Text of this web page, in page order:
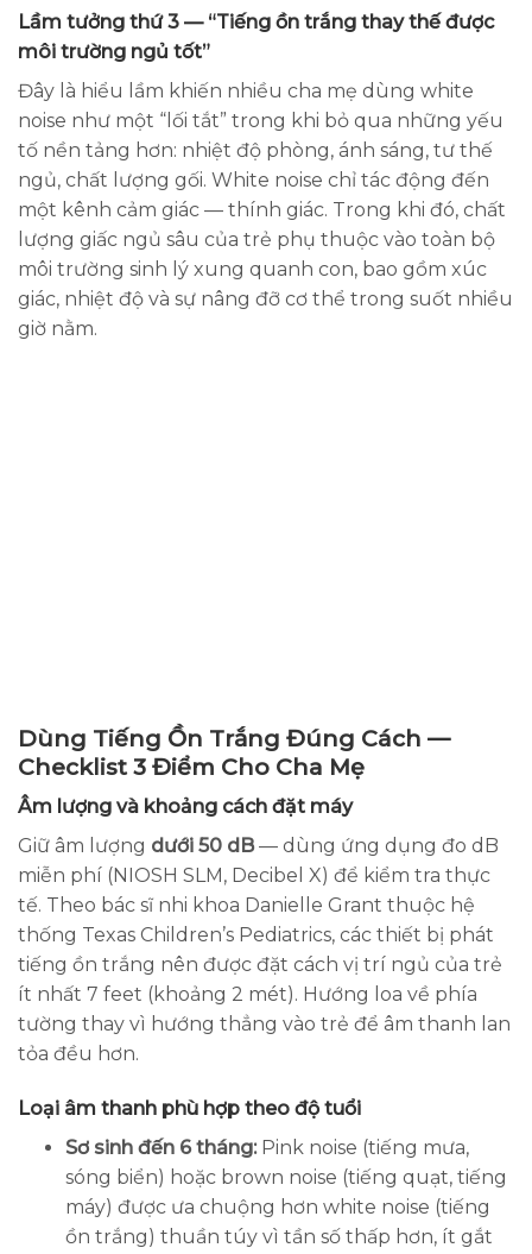
Lầm tưởng thứ 3 — “Tiếng ồn trắng thay thế được
môi trường ngủ tốt”
Đây là hiểu lầm khiến nhiều cha mẹ dùng white
noise như một “lối tắt” trong khi bỏ qua những yếu
tố nền tảng hơn: nhiệt độ phòng, ánh sáng, tư thế
ngủ, chất lượng gối. White noise chỉ tác động đến
một kênh cảm giác — thính giác. Trong khi đó, chất
lượng giấc ngủ sâu của trẻ phụ thuộc vào toàn bộ
môi trường sinh lý xung quanh con, bao gồm xúc
giác, nhiệt độ và sự nâng đỡ cơ thể trong suốt nhiều
giờ nằm.
Dùng Tiếng Ồn Trắng Đúng Cách —
Checklist 3 Điểm Cho Cha Mẹ
Âm lượng và khoảng cách đặt máy
Giữ âm lượng dưới 50 dB— dùng ứng dụng đo dB
miễn phí (NIOSH SLM, Decibel X) để kiểm tra thực
tế. Theo bác sĩ nhi khoa Danielle Grant thuộc hệ
thống Texas Children’s Pediatrics, các thiết bị phát
tiếng ồn trắng nên được đặt cách vị trí ngủ của trẻ
ít nhất 7 feet (khoảng 2 mét). Hướng loa về phía
tường thay vì hướng thẳng vào trẻ để âm thanh lan
tỏa đều hơn.
Loại âm thanh phù hợp theo độ tuổi
Sơ sinh đến 6 tháng:Pink noise (tiếng mưa,
sóng biển) hoặc brown noise (tiếng quạt, tiếng
máy) được ưa chuộng hơn white noise (tiếng
ồn trắng) thuần túy vì tần số thấp hơn, ít gắt